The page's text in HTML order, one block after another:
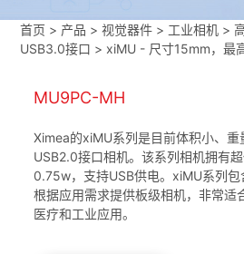
首页 > 产品 > 视觉器件 > 工业相机 >
USB3.0接口 > xiMU - 尺寸15mm，最
MU9PC-MH
Ximea的xiMU系列是目前体积小、
USB2.0接口相机。该系列相机拥有
0.75w，支持USB供电。xiMU系列
根据应用需求提供板级相机，非常适
医疗和工业应用。